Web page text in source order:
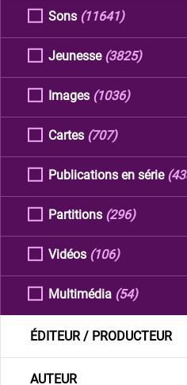
Sons (11641)
Jeunesse (3825)
Images (1036)
Cartes (707)
Publications en série
Partitions (296)
Vidéos (106)
Multimédia (54)
ÉDITEUR / PRODUCTEUR
AUTEUR